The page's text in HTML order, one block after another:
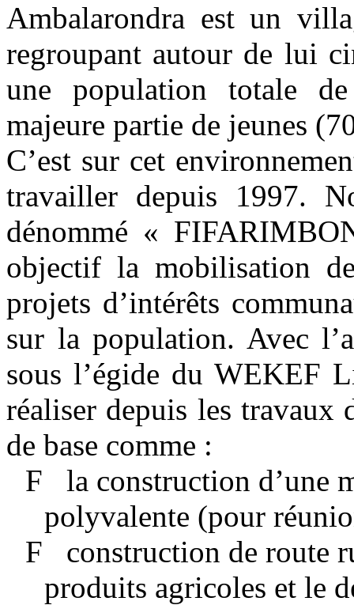
Ambalarondra est un
regroupant autour de lui
une population totale
majeure partie de jeunes
C’est sur cet
travailler depuis 1997.
dénommé «
objectif la mobilisation
projets d’intérêts
sur la population. Avec
sous l’égide du WEKEF
réaliser depuis les travaux
de base comme :
F
la construction d’une
polyvalente (pour
F
construction de route
produits agricoles et le